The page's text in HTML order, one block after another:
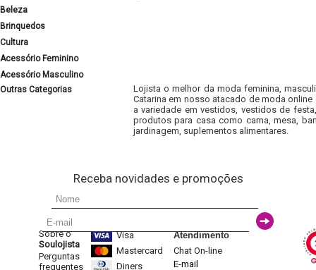
Beleza
Brinquedos
Cultura
Acessório Feminino
Acessório Masculino
Outras Categorias
Lojista o melhor da moda feminina,
Catarina em nosso atacado de moda
a variedade em vestidos, vestidos de
produtos para casa como cama, mesa,
jardinagem, suplementos alimentares.
Receba novidades e promoções
Sobre o
Soulojista
Perguntas
frequentes
Visa
Mastercard
Diners
Atendimento
Chat On-line
E-mail